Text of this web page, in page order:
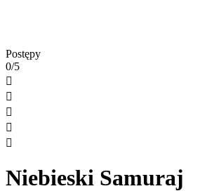
Postępy
0/5





Niebieski Samuraj